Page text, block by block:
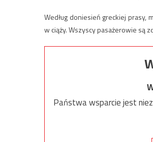
Według doniesień greckiej
w ciąży. Wszyscy pasażerowie są
Państwa wsparcie jest